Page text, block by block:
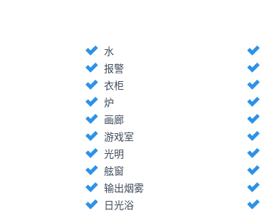
水
报警
衣柜
炉
画廊
游戏室
光明
舷窗
输出烟雾
日光浴